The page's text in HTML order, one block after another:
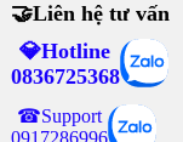
🤝Liên hệ tư vấn
💎Hotline
0836725368
☎Support
0917286996